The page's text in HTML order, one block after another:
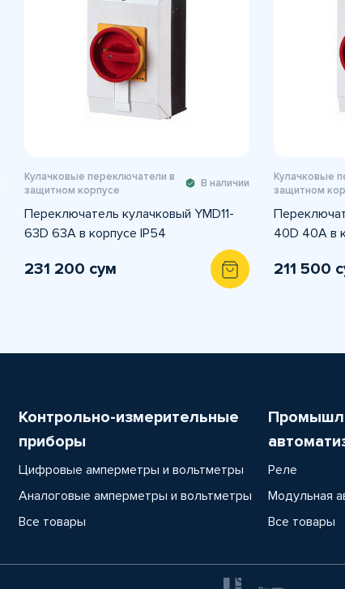
Кулачковые переключатели в
защитном корпусе
В наличии
Переключатель кулачковый YMD11-
63D 63А в корпусе IP54
231 200 сум
Кулачковые
защитном
40D 40А в
211 500
Контрольно-измерительные
приборы
Цифровые амперметры и вольтметры
Аналоговые амперметры и вольтметры
Все товары
Реле
Модульная
Все товары